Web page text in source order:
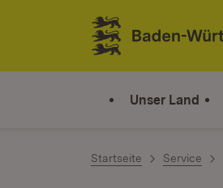
Zum Inhalt springen
Link zur Startseite
Unser Land
Startseite Service